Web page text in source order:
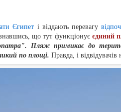
Єгипет і віддають перевагу
що тут функціонує єдиний
Пляж примикає до
по площі. Правда, і